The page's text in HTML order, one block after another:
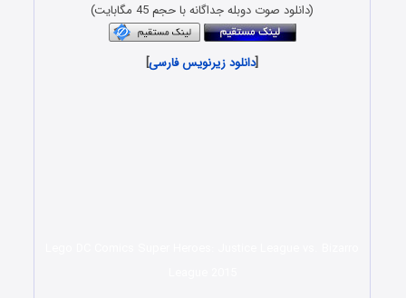
(دانلود صوت دوبله جداگانه با حجم 45 مگابایت)
[دانلود زیرنویس فارسی]